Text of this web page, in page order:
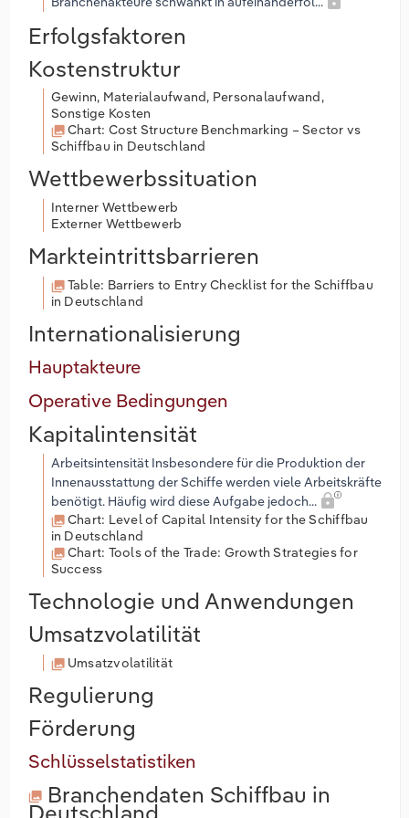
Erfolgsfaktoren
Kostenstruktur
Gewinn, Materialaufwand, Personalaufwand,
Sonstige Kosten
Chart: Cost Structure Benchmarking – Sector vs
Schiffbau in Deutschland
Wettbewerbssituation
Interner Wettbewerb
Externer Wettbewerb
Markteintrittsbarrieren
Table: Barriers to Entry Checklist for the Schiffbau
in Deutschland
Internationalisierung
Hauptakteure
Operative Bedingungen
Kapitalintensität
Arbeitsintensität Insbesondere für die Produktion der
Innenausstattung der Schiffe werden viele Arbeitskräfte
benötigt. Häufig wird diese Aufgabe jedoch...
Chart: Level of Capital Intensity for the Schiffbau
in Deutschland
Chart: Tools of the Trade: Growth Strategies for
Success
Technologie und Anwendungen
Umsatzvolatilität
Umsatzvolatilität
Regulierung
Förderung
Schlüsselstatistiken
Branchendaten Schiffbau in